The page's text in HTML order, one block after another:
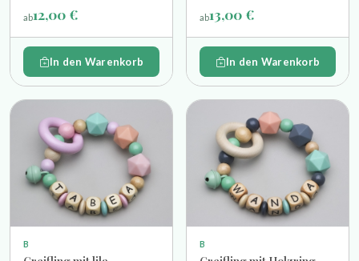
ab12,00 €
In den Warenkorb
ab13,00 €
In den Warenkorb
B B